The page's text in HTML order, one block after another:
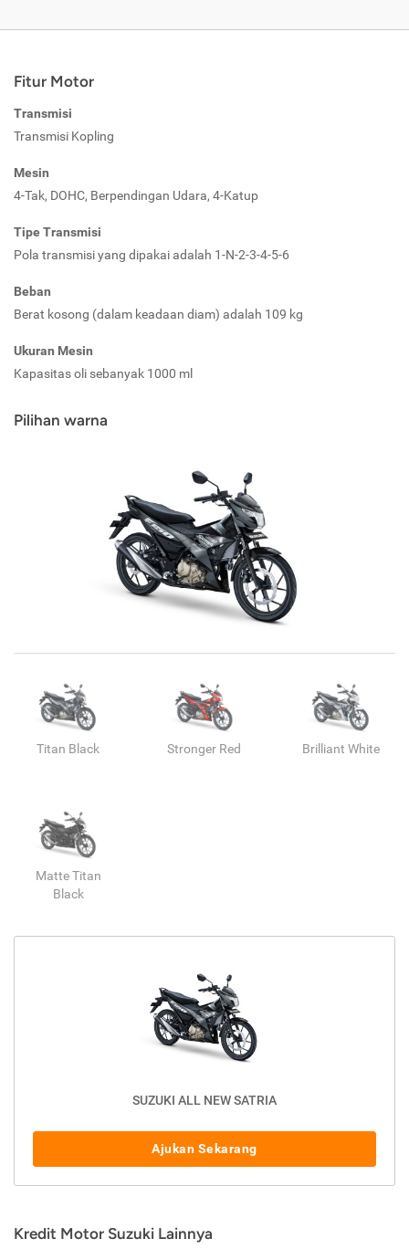
Fitur Motor
Transmisi
Transmisi Kopling
Mesin
4-Tak, DOHC, Berpendingan Udara, 4-Katup
Tipe Transmisi
Pola transmisi yang dipakai adalah 1-N-2-3-4-5-6
Beban
Berat kosong (dalam keadaan diam) adalah 109 kg
Ukuran Mesin
Kapasitas oli sebanyak 1000 ml
Pilihan warna
Titan Black Stronger Red Brilliant White
Matte Titan
Black
SUZUKI ALL NEW SATRIA
Ajukan Sekarang
Kredit Motor Suzuki Lainnya